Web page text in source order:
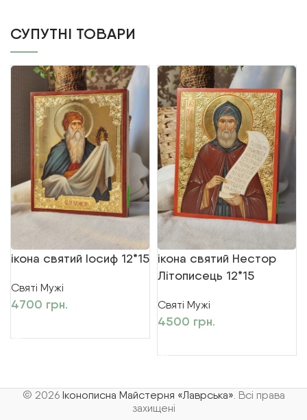
СУПУТНІ ТОВАРИ
ікона святий Іосиф 12*15
Святі Мужі
4700 грн.
ікона святий Нестор
Літописець 12*15
Святі Мужі
4500 грн.
© 2026 Іконописна Майстерня «Лаврська». Всі права
захищені